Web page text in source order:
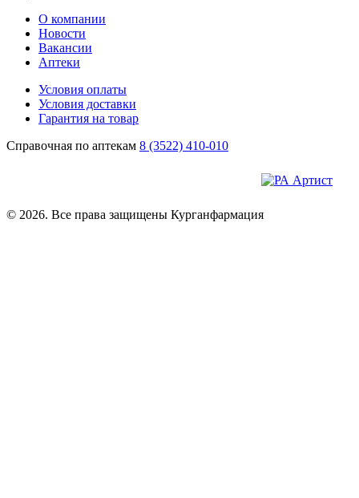
О компании
Новости
Вакансии
Аптеки
Условия оплаты
Условия доставки
Гарантия на товар
Справочная по аптекам 8 (3522) 410-010
© 2026. Все права защищены Курганфармация